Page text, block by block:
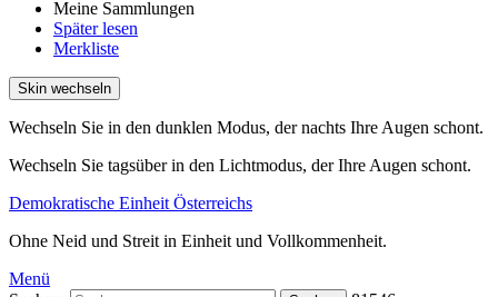
Meine Sammlungen
Später lesen
Merkliste
Skin wechseln
Wechseln Sie in den dunklen Modus, der nachts Ihre Augen schont.
Wechseln Sie tagsüber in den Lichtmodus, der Ihre Augen schont.
Demokratische Einheit Österreichs
Ohne Neid und Streit in Einheit und Vollkommenheit.
Menü